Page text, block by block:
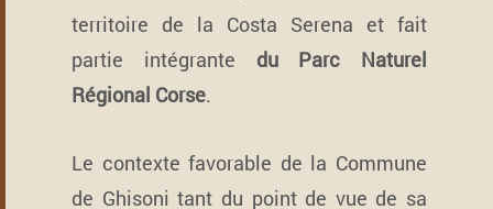
territoire de la Costa Serena et fait
partie intégrante du Parc Naturel
Régional Corse.
Le contexte favorable de la Commune
de Ghisoni tant du point de vue de sa